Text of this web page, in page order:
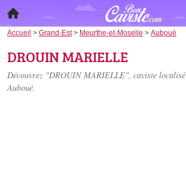
Accueil > Grand-Est> Meurthe-et-Moselle > Auboué
DROUIN MARIELLE
Découvrez "DROUIN MARIELLE", caviste localisé
Auboué.